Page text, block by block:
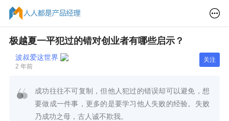
极越夏一平犯过的错对创业者有哪些启示？
波叔爱这世界
2 年前
关注
成功往往不可复制，但他人犯过的错误却可以避免，想
要做成一件事，更多的是要学习他人失败的经验。失败
乃成功之母，古人诚不欺我。